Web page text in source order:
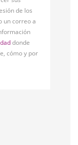
de los
un correo a
donde
cómo y por